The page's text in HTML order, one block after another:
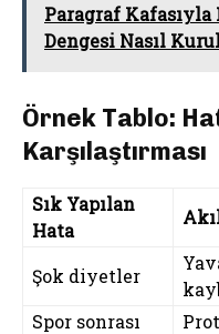
Paragraf
Dengesi Nasıl
Örnek Tablo:
Karşılaştırması
Sık Yapılan
Hata
Şok diyetler
Spor sonrası